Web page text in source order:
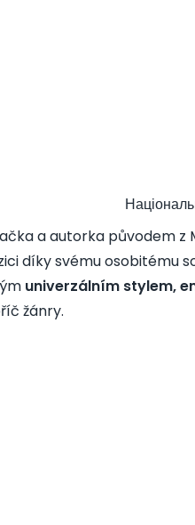
a autorka původem z
díky svému osobitému
univerzálním stylem,
žánry.